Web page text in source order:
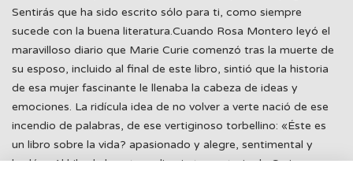
Sentirás que ha sido escrito sólo para ti, como siempre
sucede con la buena literatura.Cuando Rosa Montero leyó el
maravilloso diario que Marie Curie comenzó tras la muerte de
su esposo, incluido al final de este libro, sintió que la historia
de esa mujer fascinante le llenaba la cabeza de ideas y
emociones. La ridícula idea de no volver a verte nació de ese
incendio de palabras, de ese vertiginoso torbellino: «Éste es
un libro sobre la vida? apasionado y alegre, sentimental y
burlón.»Al hilo de la extraordinaria trayectoria de Curie,